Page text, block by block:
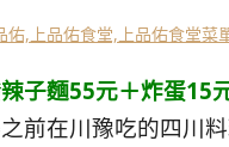
子麵55元＋炸蛋15
前在川豫吃的四川